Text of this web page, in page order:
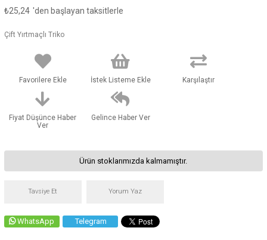
₺25,24 'den başlayan taksitlerle
Çift Yırtmaçlı Triko
Favorilere Ekle İstek Listeme Ekle Karşılaştır
Fiyat Düşünce Haber
Ver
Gelince Haber Ver
Ürün stoklarımızda kalmamıştır.
Tavsiye Et Yorum Yaz
WhatsApp Telegram